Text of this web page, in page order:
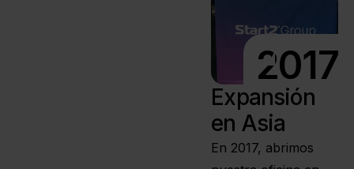
Expansión
en Asia
En 2017, abrimos
2017